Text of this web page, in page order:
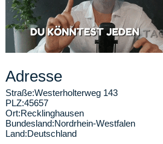
Adresse
Straße:Westerholterweg 143
PLZ:45657
Ort:Recklinghausen
Bundesland:Nordrhein-Westfalen
Land:Deutschland